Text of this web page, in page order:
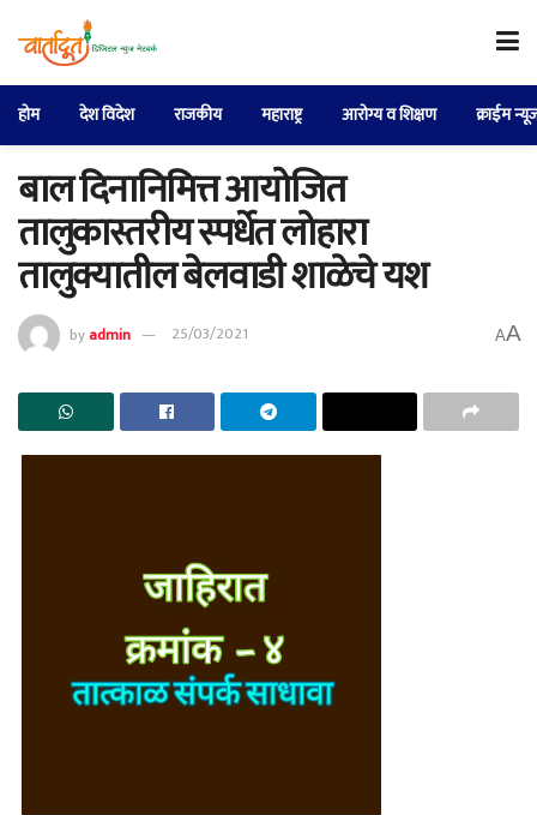
होम देश विदेश राजकीय महाराष्ट्र आरोग्य व शिक्षण क्राईम
बाल दिनानिमित्त आयोजित
तालुकास्तरीय स्पर्धेत लोहारा
तालुक्यातील बेलवाडी शाळेचे यश
byadmin 25/03/2021 AA